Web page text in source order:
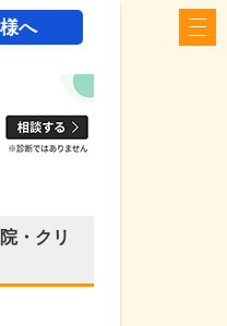
へ
・クリ